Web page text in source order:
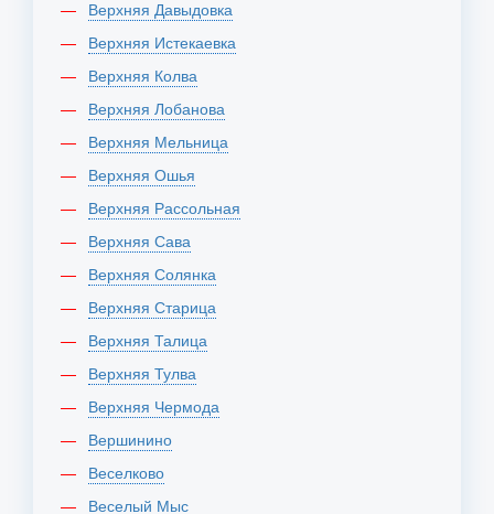
Верхняя Давыдовка
Верхняя Истекаевка
Верхняя Колва
Верхняя Лобанова
Верхняя Мельница
Верхняя Ошья
Верхняя Рассольная
Верхняя Сава
Верхняя Солянка
Верхняя Старица
Верхняя Талица
Верхняя Тулва
Верхняя Чермода
Вершинино
Веселково
Веселый Мыс